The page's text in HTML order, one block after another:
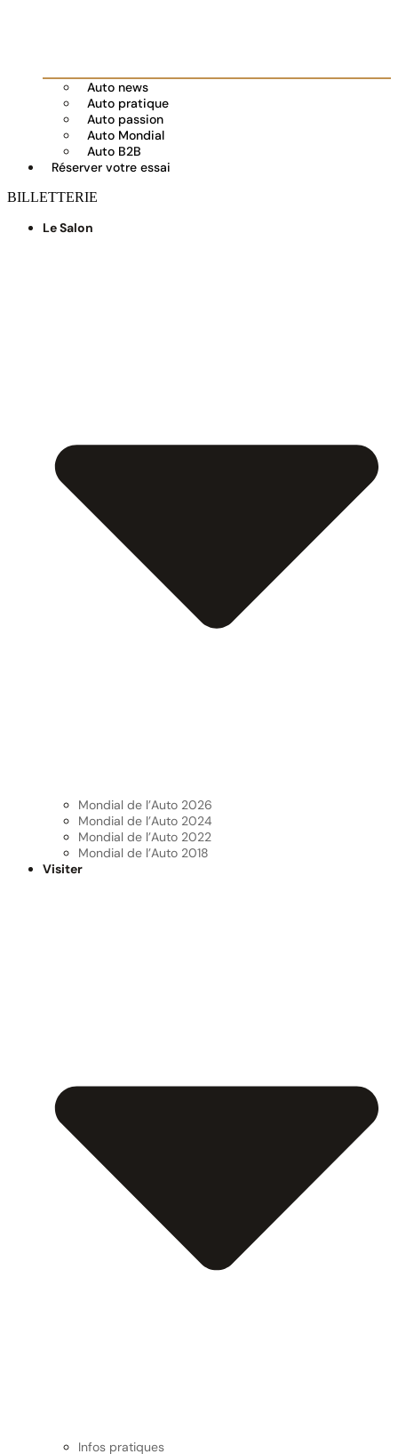
Auto news
Auto pratique
Auto passion
Auto Mondial
Auto B2B
Réserver votre essai
BILLETTERIE
Le Salon
Mondial de l’Auto 2026
Mondial de l’Auto 2024
Mondial de l’Auto 2022
Mondial de l’Auto 2018
Visiter
Infos pratiques